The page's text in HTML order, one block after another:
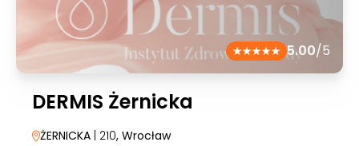
5.00/5
DERMIS Żernicka
ŻERNICKA | 210, Wrocław